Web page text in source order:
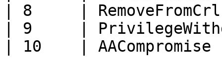
| 8     |
| 9     |
| 10    |